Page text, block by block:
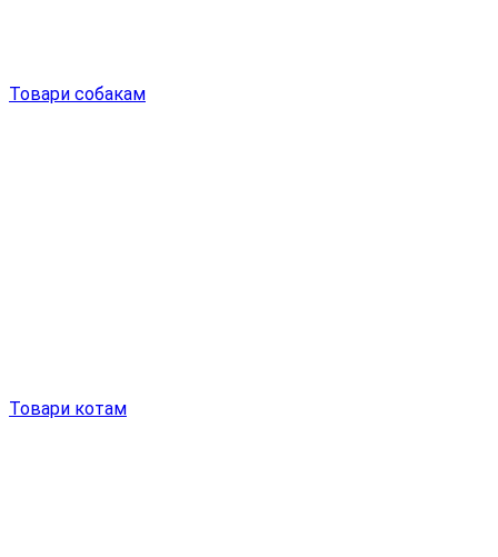
Товари собакам
Товари котам